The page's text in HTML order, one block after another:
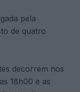
pela
de quatro
decorrem nos
18h00 e as